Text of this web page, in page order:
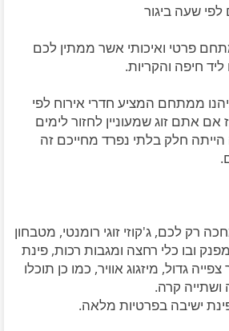
שעה ביגור
פרטי ואיכותי אשר ממתין לכם
חיפה והקריות.
ממתחם המציע חדרי אירוח לפי
אתם זוג שמעוניין לחזור לימים
חלק בלתי נפרד מחייכם זה
רק לכם, ג'קוזי זוגי רומנטי, מטבחון
ובו כלי רחצה ומגבות רכות, פינת
גדול, מיזגוג אוויר, כמו כן תוכלו
קרה.
ישיבה בפרטיות מלאה.